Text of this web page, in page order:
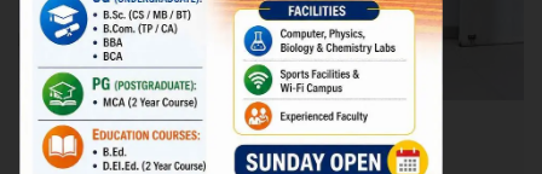
विदेश
उत्तर प्रदेश